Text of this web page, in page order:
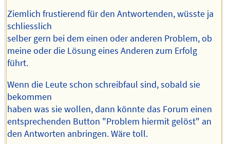
Ziemlich frustierend für den Antwortenden, wüsste ja
schliesslich
selber gern bei dem einen oder anderen Problem, ob
meine oder die Lösung eines Anderen zum Erfolg
führt.
Wenn die Leute schon schreibfaul sind, sobald sie
bekommen
haben was sie wollen, dann könnte das Forum einen
entsprechenden Button "Problem hiermit gelöst" an
den Antworten anbringen. Wäre toll.